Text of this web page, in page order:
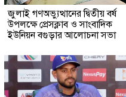
জুলাই গণঅভ্যুত্থানের দ্বিতীয় বর্ষ
উপলক্ষে প্রেসক্লাব ও সাংবাদিক
ইউনিয়ন বগুড়ার আলোচনা সভা